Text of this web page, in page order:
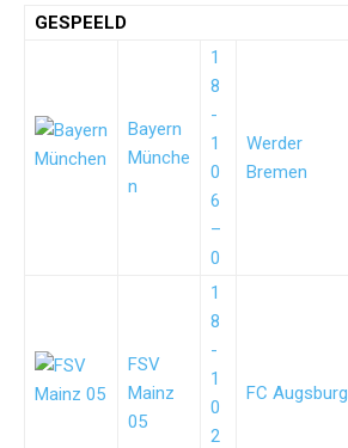
GESPEELD
Bayern
Münche
n
1
8
-
1
0
6
–
0
Werder
Bremen
FSV
Mainz
05
1
8
-
1
0
2
FC Augsburg